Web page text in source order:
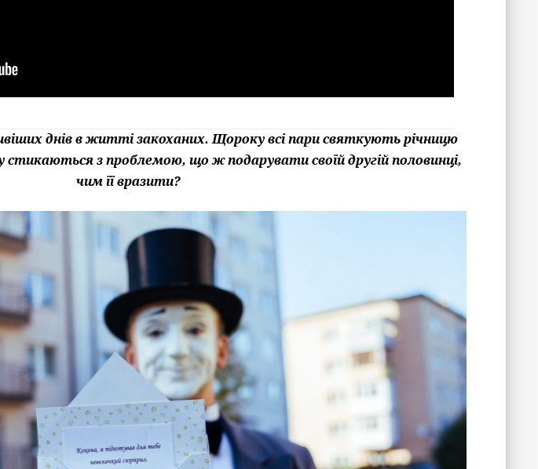
днів в житті закоханих. Щороку всі пари святкують річницю
стикаються з проблемою, що ж подарувати своїй другій половинці,
чим її вразити?